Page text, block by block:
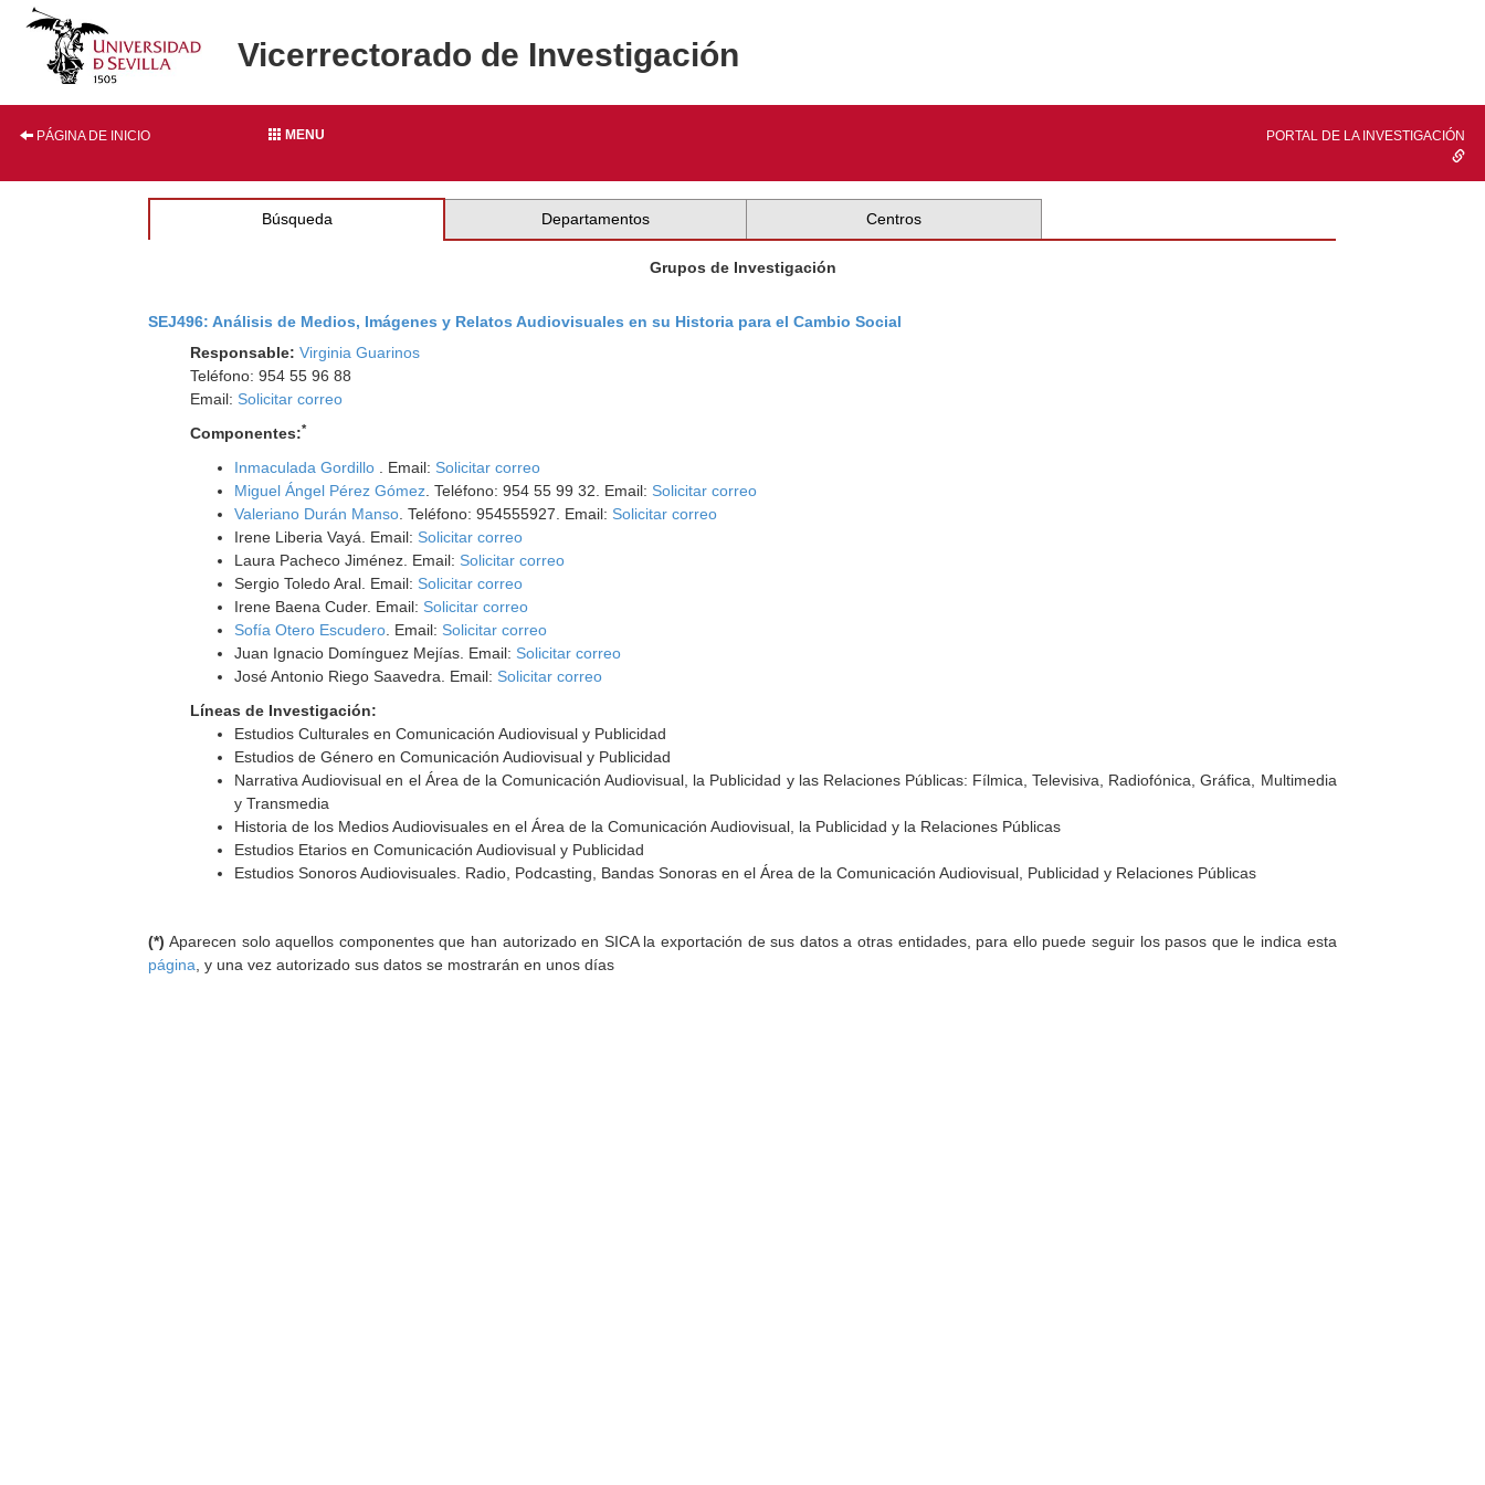
Vicerrectorado de Investigación
PÁGINA DE INICIO MENU PORTAL DE LA INVESTIGACIÓN
Búsqueda Departamentos Centros
Grupos de Investigación
SEJ496: Análisis de Medios, Imágenes y Relatos Audiovisuales en su Historia para el Cambio Social
Responsable: Virginia Guarinos
Teléfono: 954 55 96 88
Email: Solicitar correo
Componentes:*
Inmaculada Gordillo . Email: Solicitar correo
Miguel Ángel Pérez Gómez . Teléfono: 954 55 99 32. Email: Solicitar correo
Valeriano Durán Manso . Teléfono: 954555927. Email: Solicitar correo
Irene Liberia Vayá. Email: Solicitar correo
Laura Pacheco Jiménez. Email: Solicitar correo
Sergio Toledo Aral. Email: Solicitar correo
Irene Baena Cuder. Email: Solicitar correo
Sofía Otero Escudero . Email: Solicitar correo
Juan Ignacio Domínguez Mejías. Email: Solicitar correo
José Antonio Riego Saavedra. Email: Solicitar correo
Líneas de Investigación:
Estudios Culturales en Comunicación Audiovisual y Publicidad
Estudios de Género en Comunicación Audiovisual y Publicidad
Narrativa Audiovisual en el Área de la Comunicación Audiovisual, la Publicidad y las Relaciones Públicas: Fílmica, Televisiva, Radiofónica, Gráfica, Multimedia
y Transmedia
Historia de los Medios Audiovisuales en el Área de la Comunicación Audiovisual, la Publicidad y la Relaciones Públicas
Estudios Etarios en Comunicación Audiovisual y Publicidad
Estudios Sonoros Audiovisuales. Radio, Podcasting, Bandas Sonoras en el Área de la Comunicación Audiovisual, Publicidad y Relaciones Públicas
(*) Aparecen solo aquellos componentes que han autorizado en SICA la exportación de sus datos a otras entidades, para ello puede seguir los pasos que le indica esta
página , y una vez autorizado sus datos se mostrarán en unos días